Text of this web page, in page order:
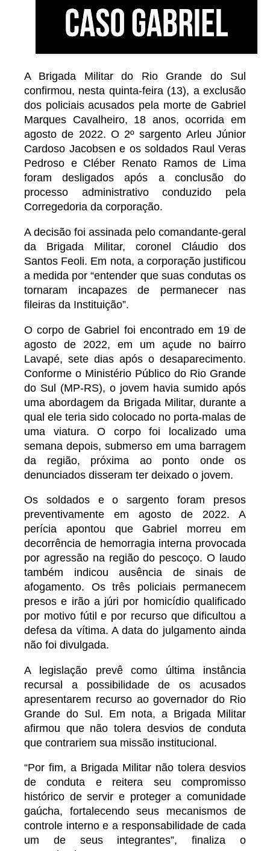
A Brigada Militar do Rio Grande do Sul
confirmou, nesta quinta-feira (13), a exclusão
dos policiais acusados pela morte de Gabriel
Marques Cavalheiro, 18 anos, ocorrida em
agosto de 2022. O 2º sargento Arleu Júnior
Cardoso Jacobsen e os soldados Raul Veras
Pedroso e Cléber Renato Ramos de Lima
foram desligados após a conclusão do
processo administrativo conduzido pela
Corregedoria da corporação.
A decisão foi assinada pelo comandante-geral
da Brigada Militar, coronel Cláudio dos
Santos Feoli. Em nota, a corporação justificou
a medida por “entender que suas condutas os
tornaram incapazes de permanecer nas
fileiras da Instituição”.
O corpo de Gabriel foi encontrado em 19 de
agosto de 2022, em um açude no bairro
Lavapé, sete dias após o desaparecimento.
Conforme o Ministério Público do Rio Grande
do Sul (MP-RS), o jovem havia sumido após
uma abordagem da Brigada Militar, durante a
qual ele teria sido colocado no porta-malas de
uma viatura. O corpo foi localizado uma
semana depois, submerso em uma barragem
da região, próxima ao ponto onde os
denunciados disseram ter deixado o jovem.
Os soldados e o sargento foram presos
preventivamente em agosto de 2022. A
perícia apontou que Gabriel morreu em
decorrência de hemorragia interna provocada
por agressão na região do pescoço. O laudo
também indicou ausência de sinais de
afogamento. Os três policiais permanecem
presos e irão a júri por homicídio qualificado
por motivo fútil e por recurso que dificultou a
defesa da vítima. A data do julgamento ainda
não foi divulgada.
A legislação prevê como última instância
recursal a possibilidade de os acusados
apresentarem recurso ao governador do Rio
Grande do Sul. Em nota, a Brigada Militar
afirmou que não tolera desvios de conduta
que contrariem sua missão institucional.
“Por fim, a Brigada Militar não tolera desvios
de conduta e reitera seu compromisso
histórico de servir e proteger a comunidade
gaúcha, fortalecendo seus mecanismos de
controle interno e a responsabilidade de cada
um de seus integrantes”, finaliza o